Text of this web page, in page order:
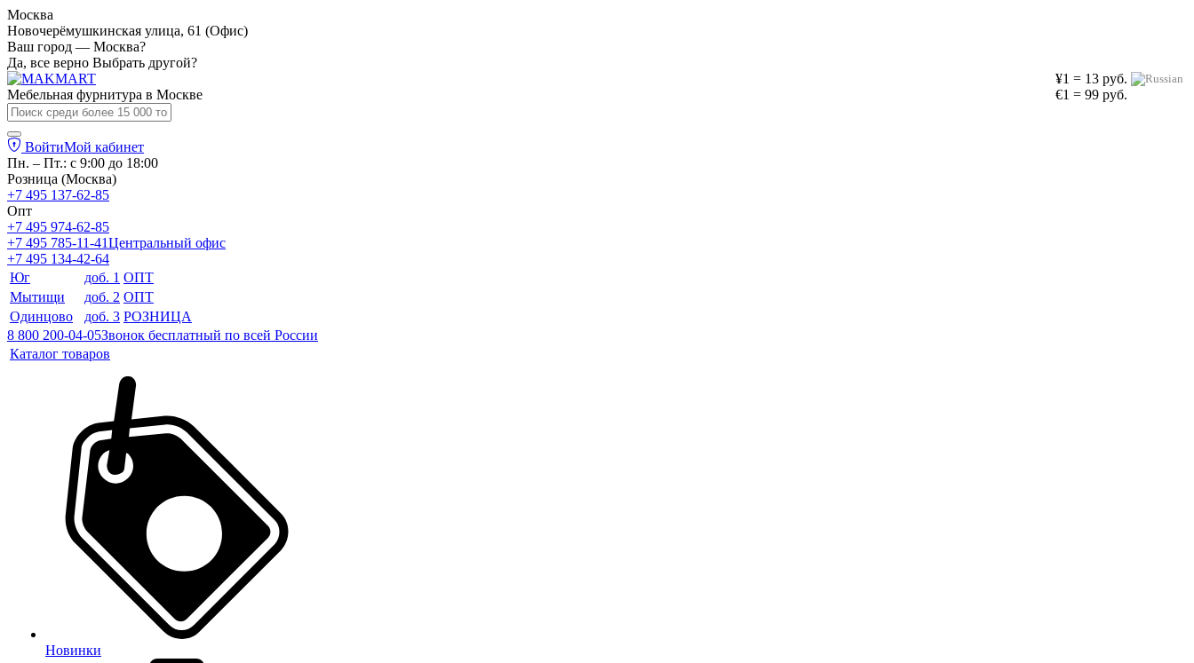
Москва
Новочерёмушкинская улица, 61 (Офис)
Ваш город — Москва?
Да, все верно Выбрать другой?
¥1 = 13 руб.
€1 = 99 руб.
Мебельная фурнитура в Москве
ВойтиМой кабинет
Пн. – Пт.: с 9:00 до 18:00
Розница (Москва)
+7 495 137-62-85
Опт
+7 495 974-62-85
+7 495 785-11-41Центральный офис
+7 495 134-42-64
Юг
доб. 1 ОПТ
Мытищи
доб. 2 ОПТ
Одинцово
доб. 3 РОЗНИЦА
8 800 200-04-05Звонок бесплатный по всей России
Каталог товаров
Новинки